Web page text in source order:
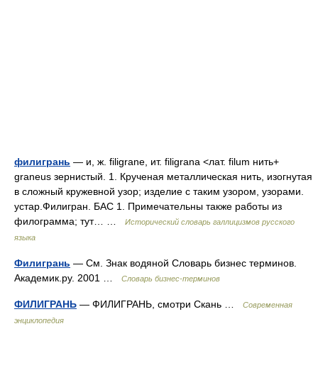
филигрань — и, ж. filigrane, ит. filigrana <лат. filum нить+
graneus зернистый. 1. Крученая металлическая нить, изогнутая
в сложный кружевной узор; изделие с таким узором, узорами.
устар.Филигран. БАС 1. Примечательны также работы из
филограмма; тут… …
Исторический словарь галлицизмов русского
языка
Филигрань — См. Знак водяной Словарь бизнес терминов.
Академик.ру. 2001 …
Словарь бизнес-терминов
ФИЛИГРАНЬ — ФИЛИГРАНЬ, смотри Скань …
Современная
энциклопедия